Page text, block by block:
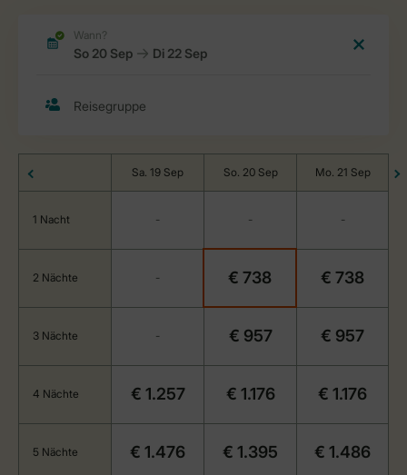
Sa. 19 Sep So. 20 Sep Mo. 21 Sep
1 Nacht - - -
2 Nächte - € 738 € 738
3 Nächte - € 957 € 957
4 Nächte € 1.257 € 1.176 € 1.176
5 Nächte € 1.476 € 1.395 € 1.486